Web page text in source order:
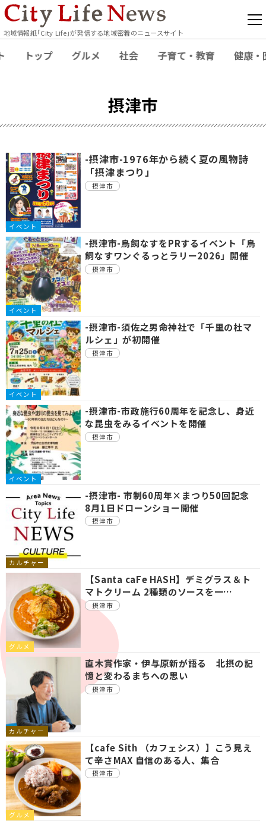
地域情報紙｢City Life｣が発信する地域密着のニュースサイト
トップ グルメ 社会 子育て・教育 健康・
摂津市
イベント
-摂津市-1976年から続く夏の風物詩
「摂津まつり」
摂津市
イベント
-摂津市-鳥飼なすをPRするイベント「鳥
飼なすワンぐるっとラリー2026」開催
摂津市
イベント
-摂津市-須佐之男命神社で「千里の杜マ
ルシェ」が初開催
摂津市
イベント
-摂津市-市政施行60周年を記念し、身近
な昆虫をみるイベントを開催
摂津市
カルチャー
-摂津市- 市制60周年×まつり50回記念
8月1日ドローンショー開催
摂津市
グルメ
【Santa caFe HASH】デミグラス＆ト
マトクリーム 2種類のソースを一…
摂津市
カルチャー
直木賞作家・伊与原新が語る 北摂の記
憶と変わるまちへの思い
摂津市
グルメ
【cafe Sith （カフェシス）】こう見え
て辛さMAX 自信のある人、集合
摂津市